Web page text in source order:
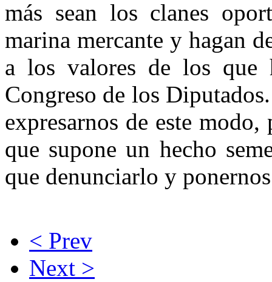
más sean los clanes
marina mercante y hagan
a los valores de los que
Congreso de los
expresarnos de este
que supone un hecho
que denunciarlo y
< Prev
Next >